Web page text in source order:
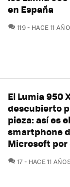
en España
119 HACE 11
El Lumia 950
descubierto
pieza: así es
smartphone
Microsoft
17COMENTARIOS
HACE 11